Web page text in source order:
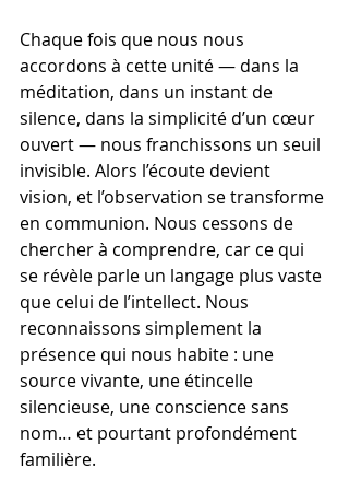
Chaque fois que nous nous
accordons à cette unité — dans la
méditation, dans un instant de
silence, dans la simplicité d’un cœur
ouvert — nous franchissons un seuil
invisible. Alors l’écoute devient
vision, et l’observation se transforme
en communion. Nous cessons de
chercher à comprendre, car ce qui
se révèle parle un langage plus vaste
que celui de l’intellect. Nous
reconnaissons simplement la
présence qui nous habite : une
source vivante, une étincelle
silencieuse, une conscience sans
nom… et pourtant profondément
familière.